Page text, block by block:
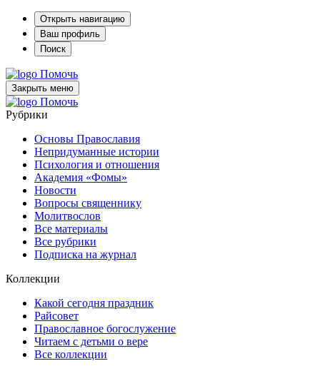
Открыть навигацию
Ваш профиль
Поиск
Помочь
Закрыть меню
Помочь
Рубрики
Основы Православия
Непридуманные истории
Психология и отношения
Академия «Фомы»
Новости
Вопросы священнику
Молитвослов
Все материалы
Все рубрики
Подписка на журнал
Коллекции
Какой сегодня праздник
Райсовет
Православное богослужение
Читаем с детьми о вере
Все коллекции